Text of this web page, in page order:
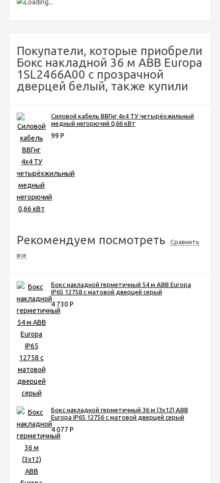
Покупатели, которые приобрели
Бокс накладной 36 м ABB Europa
1SL2466A00 с прозрачной
дверцей белый, также купили
Силовой кабель ВВГнг 4х4 ТУ четырёхжильный
медный негорючий 0,66 кВт
99 Р
Рекомендуем посмотреть
Сравнить
все
Бокс накладной герметичный 54 м ABB Europa
IP65 12758 с матовой дверцей серый
4 730 Р
Бокс накладной герметичный 36 м (3х12) ABB
Europa IP65 12756 с матовой дверцей серый
4 077 Р